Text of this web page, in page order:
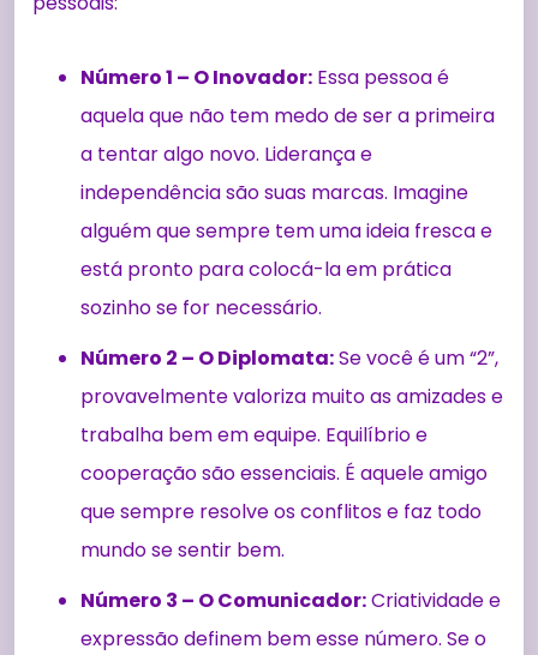
Número 1 – O Inovador: Essa pessoa é
aquela que não tem medo de ser a primeira
a tentar algo novo. Liderança e
independência são suas marcas. Imagine
alguém que sempre tem uma ideia fresca e
está pronto para colocá-la em prática
sozinho se for necessário.
Número 2 – O Diplomata:Se você é um “2”,
provavelmente valoriza muito as amizades e
trabalha bem em equipe. Equilíbrio e
cooperação são essenciais. É aquele amigo
que sempre resolve os conflitos e faz todo
mundo se sentir bem.
Número 3 – O Comunicador:Criatividade e
expressão definem bem esse número. Se o